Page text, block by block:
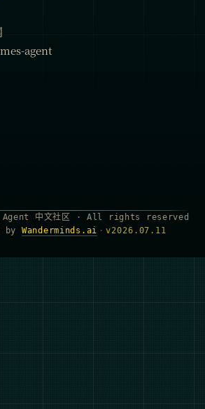
agent
Agent 中文社区 · All rights reserved
by
Wanderminds.ai · v2026.07.11